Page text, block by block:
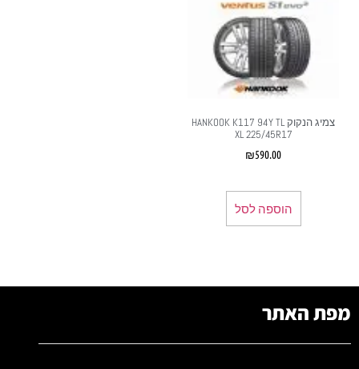
צמיג הנקוק HANKOOK K117 94Y TL
XL 225/45R17
₪590.00
הוספה לסל
מפת האתר